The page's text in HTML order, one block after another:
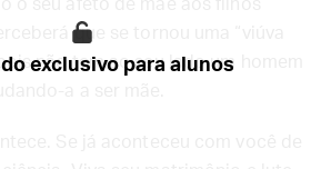
que se tornou uma “viúva
não tem ao seu lado um homem
exclusivo para alunos